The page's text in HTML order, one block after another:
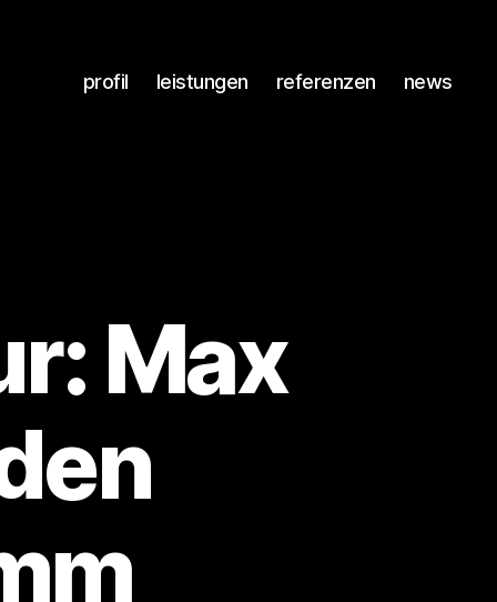
profil leistungen referenzen news
Max